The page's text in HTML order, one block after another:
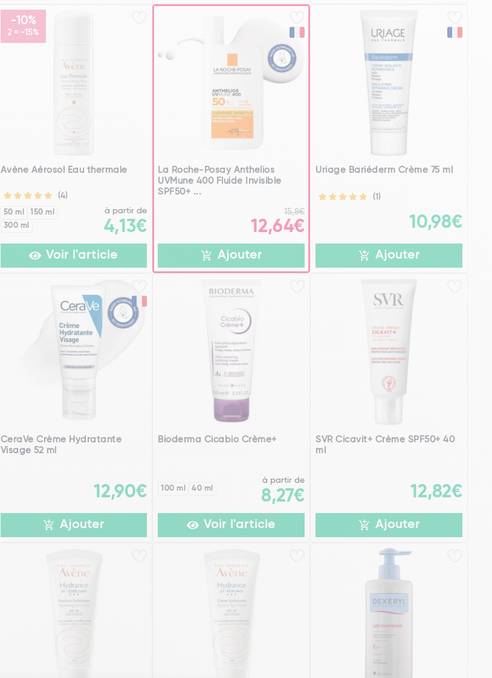
-10%
2 = -15%
Avène Aérosol Eau thermale
(4)
50 ml
150 ml
300 ml
à partir de
4,13€
Voir l'article
La Roche-Posay Anthelios
UVMune 400 Fluide Invisible
SPF50+ ...
15,8€
12,64€
Ajouter
Uriage Bariéderm Crème 75 ml
(1)
10,98€
Ajouter
CeraVe Crème Hydratante
Visage 52 ml
12,90€
Ajouter
Bioderma Cicabio Crème+
100 ml 40 ml
à partir de
8,27€
Voir l'article
SVR Cicavit+ Crème SPF50+ 40
ml
12,82€
Ajouter